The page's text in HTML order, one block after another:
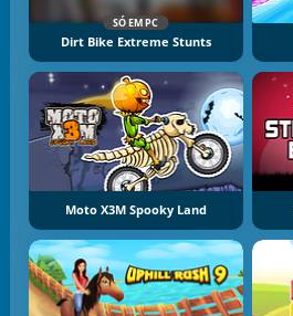
SÓ EM PC
Dirt Bike Extreme Stunts
Moto X3M Spooky Land